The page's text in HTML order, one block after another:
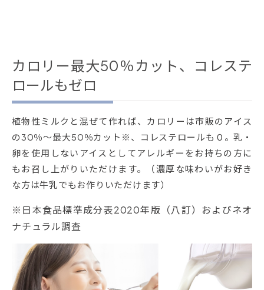
カロリー最大50％カット、コレステ
ロールもゼロ
植物性ミルクと混ぜて作れば、カロリーは市販のアイス
の30％～最大50％カット※、コレステロールも０。乳・
卵を使用しないアイスとしてアレルギーをお持ちの方に
もお召し上がりいただけます。（濃厚な味わいがお好き
な方は牛乳でもお作りいただけます）
※日本食品標準成分表2020年版（八訂）およびネオ
ナチュラル調査